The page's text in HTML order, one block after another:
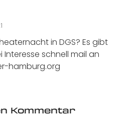
in DGS? Es gibt
Interesse schnell mail an
hamburg.org
Kommentar